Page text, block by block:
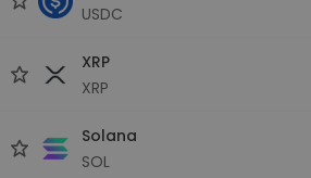
USDC
XRP
XRP
Solana
SOL